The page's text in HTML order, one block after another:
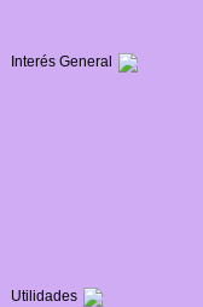
Interés General
Utilidades